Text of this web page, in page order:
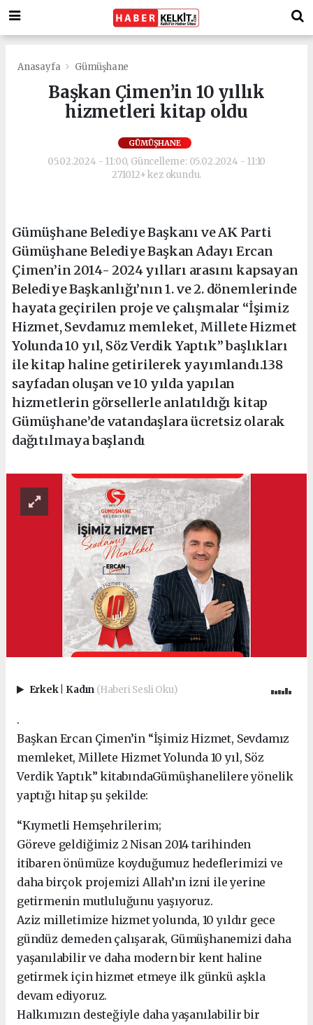
Anasayfa Gümüşhane
Başkan Çimen’in 10 yıllık
hizmetleri kitap oldu
GÜMÜŞHANE
05.02.2024 - 11:00, Güncelleme: 05.02.2024 - 11:10
271012+ kez okundu.
Gümüşhane Belediye Başkanı ve AK Parti
Gümüşhane Belediye Başkan Adayı Ercan
Çimen’in 2014- 2024 yılları arasını kapsayan
Belediye Başkanlığı’nın 1. ve 2. dönemlerinde
hayata geçirilen proje ve çalışmalar “İşimiz
Hizmet, Sevdamız memleket, Millete Hizmet
Yolunda 10 yıl, Söz Verdik Yaptık” başlıkları
ile kitap haline getirilerek yayımlandı.138
sayfadan oluşan ve 10 yılda yapılan
hizmetlerin görsellerle anlatıldığı kitap
Gümüşhane’de vatandaşlara ücretsiz olarak
dağıtılmaya başlandı
Erkek Kadın (Haberi Sesli Oku)
.
Başkan Ercan Çimen’in “İşimiz Hizmet, Sevdamız
memleket, Millete Hizmet Yolunda 10 yıl, Söz
Verdik Yaptık” kitabındaGümüşhanelilere yönelik
yaptığı hitap şu şekilde:
“Kıymetli Hemşehrilerim;
Göreve geldiğimiz 2 Nisan 2014 tarihinden
itibaren önümüze koyduğumuz hedeflerimizi ve
daha birçok projemizi Allah’ın izni ile yerine
getirmenin mutluluğunu yaşıyoruz.
Aziz milletimize hizmet yolunda, 10 yıldır gece
gündüz demeden çalışarak, Gümüşhanemizi daha
yaşanılabilir ve daha modern bir kent haline
getirmek için hizmet etmeye ilk günkü aşkla
devam ediyoruz.
Halkımızın desteğiyle daha yaşanılabilir bir